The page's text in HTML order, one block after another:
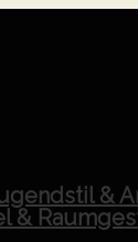
&
&